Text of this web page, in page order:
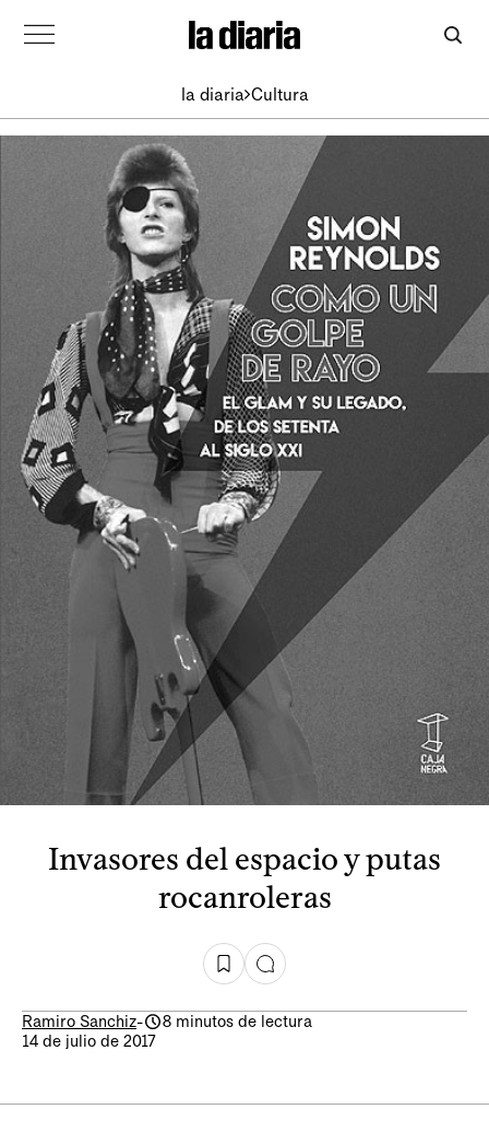
la diaria Cultura
Invasores del espacio y putas
rocanroleras
Ramiro Sanchiz-
8 minutos de lectura
14 de julio de 2017